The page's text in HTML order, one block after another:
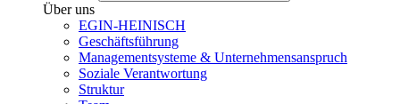
Über uns
EGIN-HEINISCH
Geschäftsführung
Managementsysteme & Unternehmensanspruch
Soziale Verantwortung
Struktur